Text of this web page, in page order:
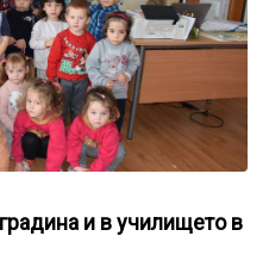
и в училището в